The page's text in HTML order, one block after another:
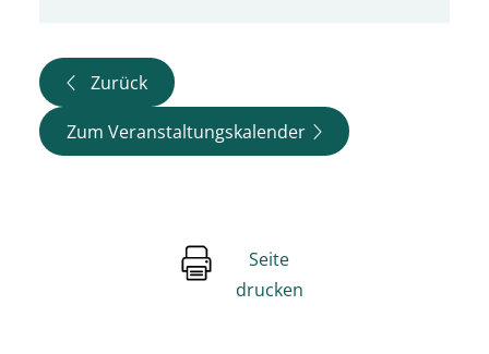
Zurück
Zum Veranstaltungskalender
Seite
drucken